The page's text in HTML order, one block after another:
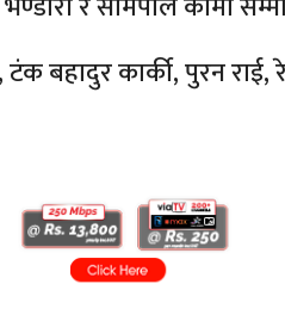
बहादुर कार्की, पुरन राई,